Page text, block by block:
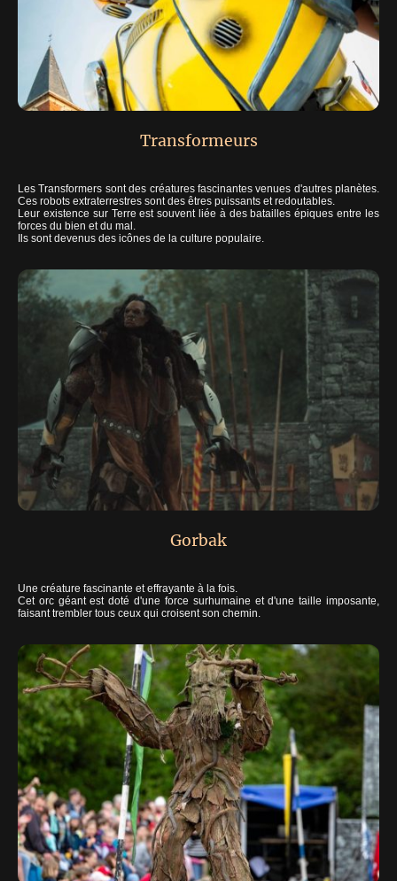
Transformeurs
Les Transformers sont des créatures fascinantes venues d'autres planètes.
Ces robots extraterrestres sont des êtres puissants et redoutables.
Leur existence sur Terre est souvent liée à des batailles épiques entre les
forces du bien et du mal.
Ils sont devenus des icônes de la culture populaire.
Gorbak
Une créature fascinante et effrayante à la fois.
Cet orc géant est doté d'une force surhumaine et d'une taille imposante,
faisant trembler tous ceux qui croisent son chemin.